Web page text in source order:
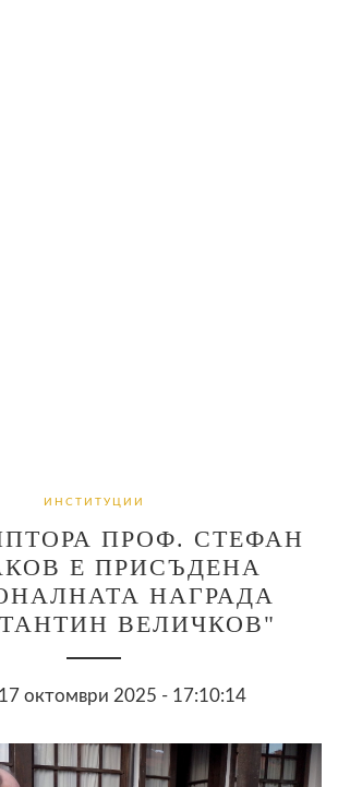
ИНСТИТУЦИИ
ПРОФ. СТЕФАН
Е ПРИСЪДЕНА
НАГРАДА
ВЕЛИЧКОВ"
октомври 2025 - 17:10:14